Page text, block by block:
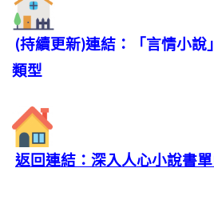
(持續更新)連結：「言情小說
類型
返回連結：深入人心小說書